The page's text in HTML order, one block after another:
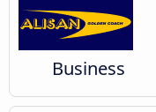
Business